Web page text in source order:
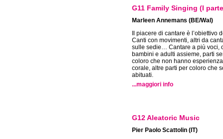
G11 Family Singing (I
Marleen Annemans (BE/Wal)
Il piacere di cantare è l’obiettivo
Canti con movimenti, altri da
sulle sedie… Cantare a più voci,
bambini e adulti assieme, parti
coloro che non hanno
corale, altre parti per coloro che
abituati.
...maggiori info
G12 Aleatoric Music
Pier Paolo Scattolin (IT)